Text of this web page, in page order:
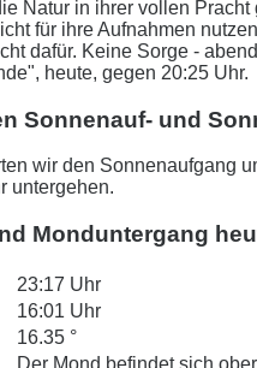
Natur in ihrer vollen
für ihre Aufnahmen
dafür. Keine Sorge -
heute, gegen 20:25 Uhr.
Sonnenauf- und
wir den Sonnenaufgang
untergehen.
Monduntergang
23:17 Uhr
16:01 Uhr
16.35 °
Der Mond befindet sich